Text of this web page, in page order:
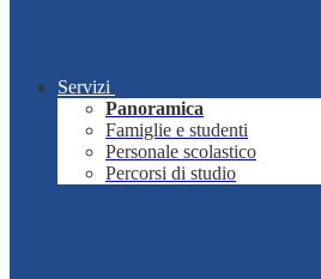
Servizi
Panoramica
Famiglie e studenti
Personale scolastico
Percorsi di studio